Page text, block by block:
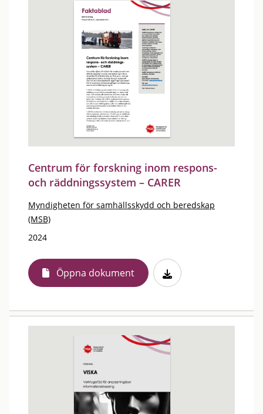
Centrum för forskning inom respons-
och räddningssystem – CARER
Myndigheten för samhällsskydd och beredskap
(MSB)
2024
Öppna dokument